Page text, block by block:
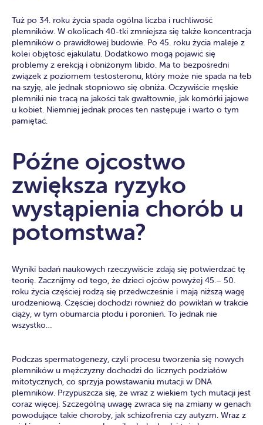
Tuż po 34. roku życia spada ogólna liczba i ruchliwość
plemników. W okolicach 40-tki zmniejsza się także koncentracja
plemników o prawidłowej budowie. Po 45. roku życia maleje z
kolei objętość ejakulatu. Dodatkowo mogą pojawić się
problemy z erekcją i obniżonym libido. Ma to bezpośredni
związek z poziomem testosteronu, który może nie spada na łeb
na szyję, ale jednak stopniowo się obniża. Oczywiście męskie
plemniki nie tracą na jakości tak gwałtownie, jak komórki jajowe
u kobiet. Niemniej jednak proces ten następuje i warto o tym
pamiętać.
Późne ojcostwo
zwiększa ryzyko
wystąpienia chorób u
potomstwa?
Wyniki badań naukowych rzeczywiście zdają się potwierdzać tę
teorię. Zacznijmy od tego, że dzieci ojców powyżej 45.– 50.
roku życia częściej rodzą się przedwcześnie i mają niższą wagę
urodzeniową. Częściej dochodzi również do powikłań w trakcie
ciąży, w tym obumarcia płodu i poronień. To jednak nie
wszystko…
Podczas spermatogenezy, czyli procesu tworzenia się nowych
plemników u mężczyzny dochodzi do licznych podziałów
mitotycznych, co sprzyja powstawaniu mutacji w DNA
plemników. Przypuszcza się, że wraz z wiekiem tych mutacji jest
coraz więcej. Szczególną uwagę zwraca się na zmiany w genach
powodujące takie choroby, jak schizofrenia czy autyzm. Wraz z